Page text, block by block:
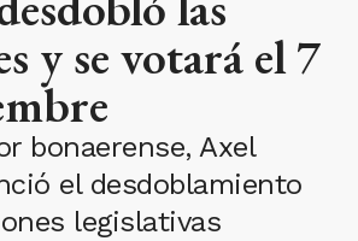
y se votará el 7
bonaerense, Axel
el desdoblamiento
legislativas